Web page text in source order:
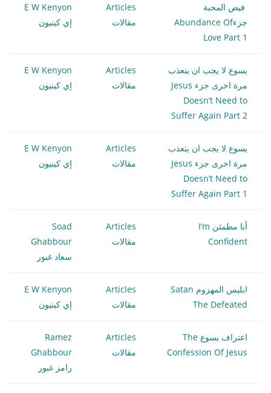
فيض المحبة
جزءAbundance Of
Love Part 1
Articles
مقالات
E W Kenyon
إي كينيون
يسوع لا يجب ان يتعذب
مرة اخرى جزء Jesus
Doesn’t Need to
Suffer Again Part 2
Articles
مقالات
E W Kenyon
إي كينيون
يسوع لا يجب ان يتعذب
مرة اخرى جزء Jesus
Doesn’t Need to
Suffer Again Part 1
Articles
مقالات
E W Kenyon
إي كينيون
أنا مطمئن I’m
Confident
Articles
مقالات
Soad
Ghabbour
سعاد غبور
ابليس المهزوم Satan
The Defeated
Articles
مقالات
E W Kenyon
إي كينيون
اعتراف يسوع The
Confession Of Jesus
Articles
مقالات
Ramez
Ghabbour
رامز غبور